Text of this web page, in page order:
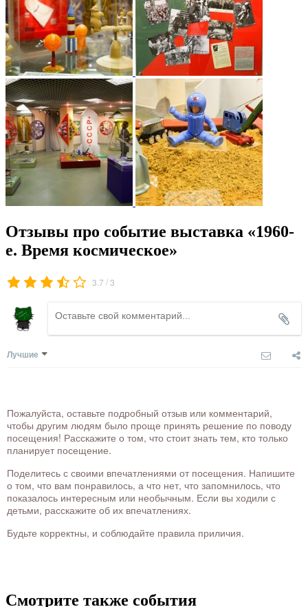
Отзывы про событие выставка «1960-
е. Время космическое»
3.7 /3
Лучшие
Пожалуйста, оставьте подробный отзыв или комментарий,
чтобы другим людям было проще принять решение по поводу
посещения! Расскажите о том, что стоит знать тем, кто только
планирует посещение.
Поделитесь с своими впечатлениями от посещения. Напишите
о том, что вам понравилось, а что нет, что запомнилось, что
показалось интересным или необычным. Если вы ходили с
детьми, расскажите об их впечатлениях.
Будьте корректны, и соблюдайте правила приличия.
Смотрите также события